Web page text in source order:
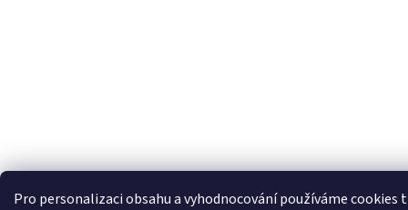
Pro personalizaci obsahu a vyhodnocování používáme cookies